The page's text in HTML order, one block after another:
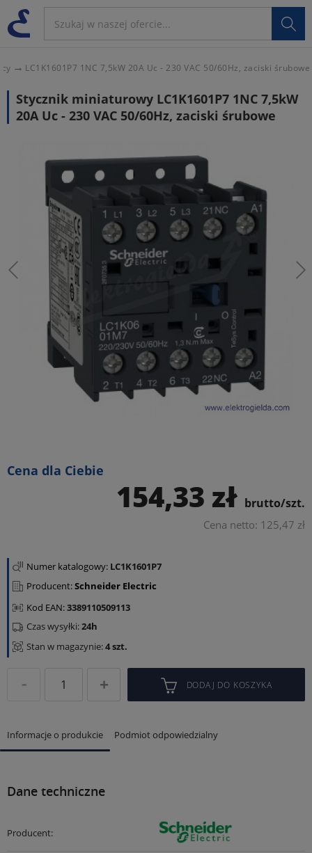

LC1K1601P7 1NC 7,5kW 20A Uc - 230 VAC 50/60Hz, zaciski śrubowe
Stycznik miniaturowy LC1K1601P7 1NC 7,5kW
20A Uc - 230 VAC 50/60Hz, zaciski śrubowe
Cena dla Ciebie
154,33 zł brutto/szt.
Cena netto: 125,47 zł
Numer katalogowy: LC1K1601P7
Producent:Schneider Electric
Kod EAN:3389110509113
Stan w magazynie:4 szt.
Czas wysyłki:24h
DODAJ DO KOSZYKA
Informacje o produkcie Podmiot odpowiedzialny
Dane techniczne
Producent: